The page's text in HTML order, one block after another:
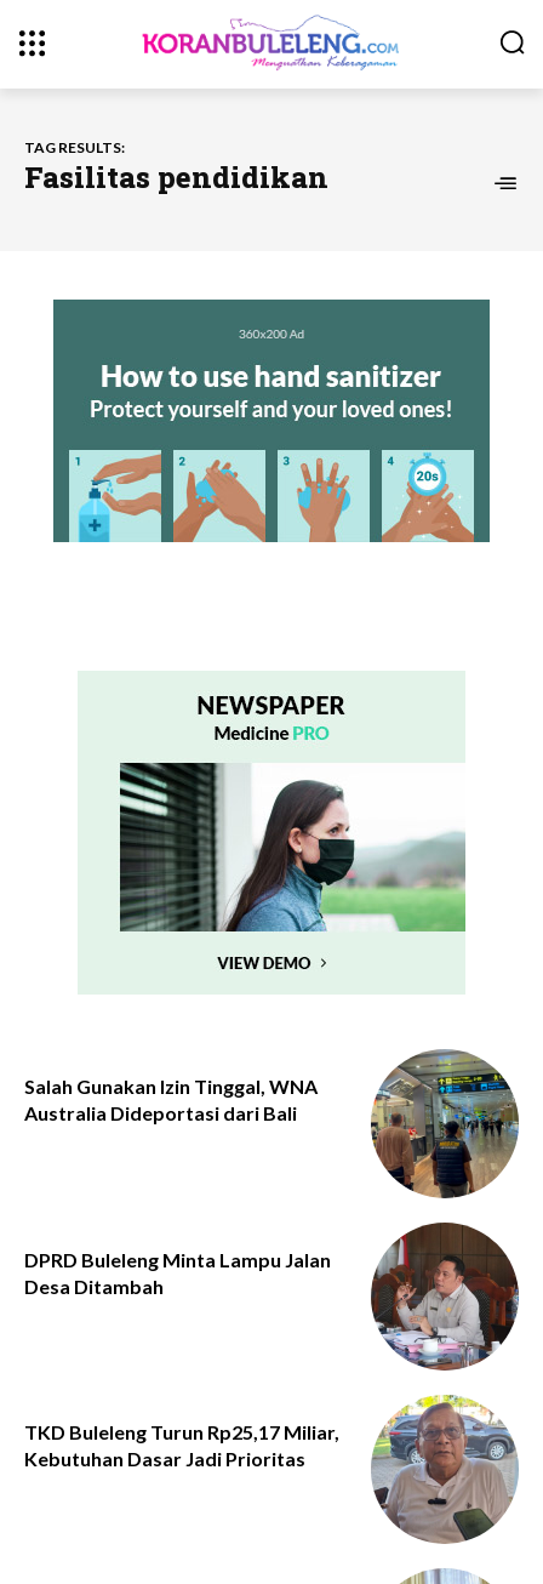
TAG RESULTS:
Fasilitas pendidikan
Salah Gunakan Izin Tinggal, WNA
Australia Dideportasi dari Bali
DPRD Buleleng Minta Lampu Jalan
Desa Ditambah
TKD Buleleng Turun Rp25,17 Miliar,
Kebutuhan Dasar Jadi Prioritas